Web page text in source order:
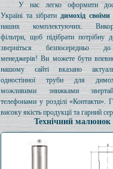
У нас легко оформити
Україні та зібрати димохід
наших комплектуючих.
фільтри, щоб підібрати потрібну
зверніться безпосередньо
менеджерів! Ви можете бути
нашому сайті вказано
одностінної труби для
можливими знижками
телефонами у розділі «Контакти».
високу якість продукції та гарний
Технічний малюнок